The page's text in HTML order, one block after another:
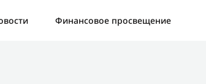
Финансовое просвещение
Контактная форма не найдена.